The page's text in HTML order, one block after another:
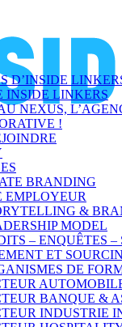
D’INSIDE
INSIDE LINKERS
NEXUS,
!
BRANDING
EMPLOYEUR
&
MODEL
– ENQUÊTES –
ET
DE
BANQUE &
INDUSTRIE